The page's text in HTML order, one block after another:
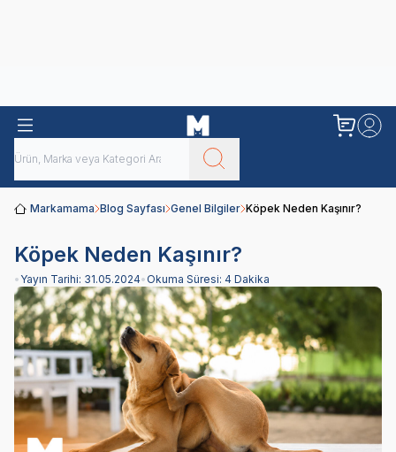
Markamama Blog Sayfası Genel Bilgiler Köpek Neden Kaşınır?
Köpek Neden Kaşınır?
• Yayın Tarihi: 31.05.2024•Okuma Süresi: 4 Dakika